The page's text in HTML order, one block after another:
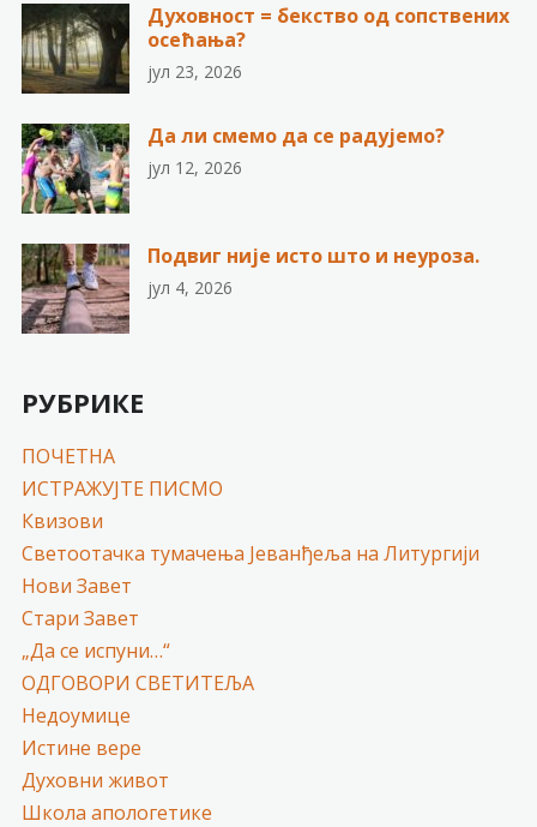
Духовност = бекство од сопствених
осећања?
јул 23, 2026
Да ли смемо да се радујемо?
јул 12, 2026
Подвиг није исто што и неуроза.
јул 4, 2026
РУБРИКЕ
ПОЧЕТНА
ИСТРАЖУЈТЕ ПИСМО
Квизови
Светоотачка тумачења Јеванђеља на Литургији
Нови Завет
Стари Завет
„Да се испуни…“
ОДГОВОРИ СВЕТИТЕЉА
Недоумице
Истине вере
Духовни живот
Школа апологетике